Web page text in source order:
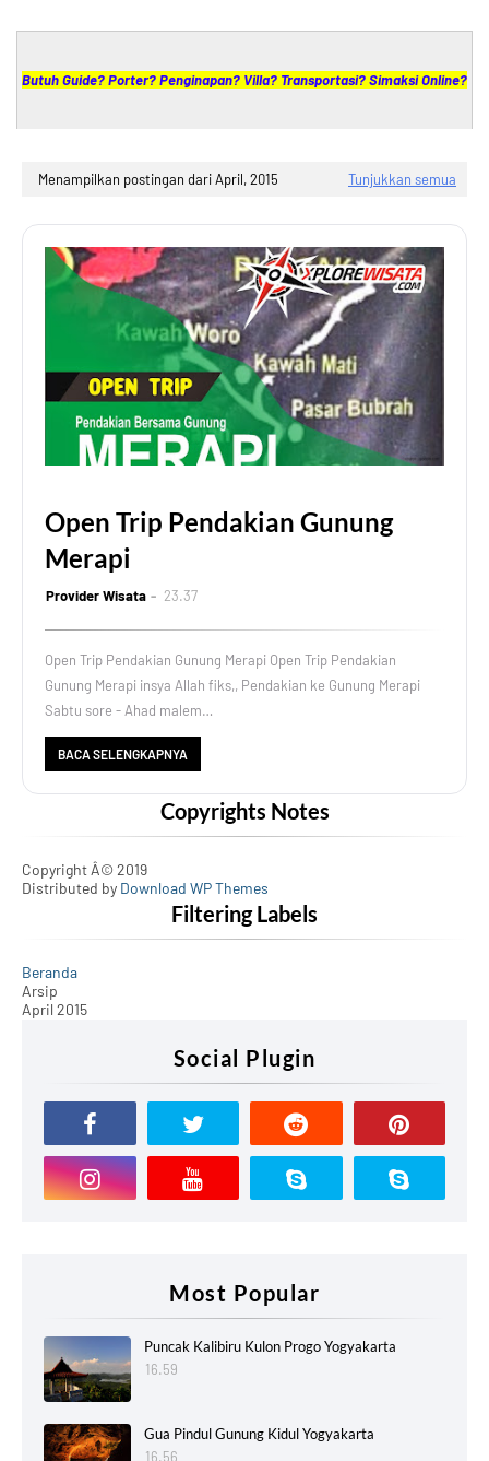
Butuh Guide? Porter? Penginapan? Villa? Transportasi? Simaksi Online?
Hubungi +62 85 643 455 685
Menampilkan postingan dari April, 2015 Tunjukkan semua
Open Trip Pendakian Gunung
Merapi
Provider Wisata 23.37
Open Trip Pendakian Gunung Merapi Open Trip Pendakian
Gunung Merapi insya Allah fiks,, Pendakian ke Gunung Merapi
Sabtu sore - Ahad malem…
BACA SELENGKAPNYA
Copyrights Notes
Copyright Â© 2019
Distributed by Download WP Themes
Filtering Labels
Beranda
Arsip
April 2015
Social Plugin
Most Popular
Puncak Kalibiru Kulon Progo Yogyakarta
16.59
Gua Pindul Gunung Kidul Yogyakarta
16.56